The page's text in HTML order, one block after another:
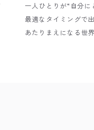
一人ひとりが“自分に
最適なタイミングで
あたりまえになる世